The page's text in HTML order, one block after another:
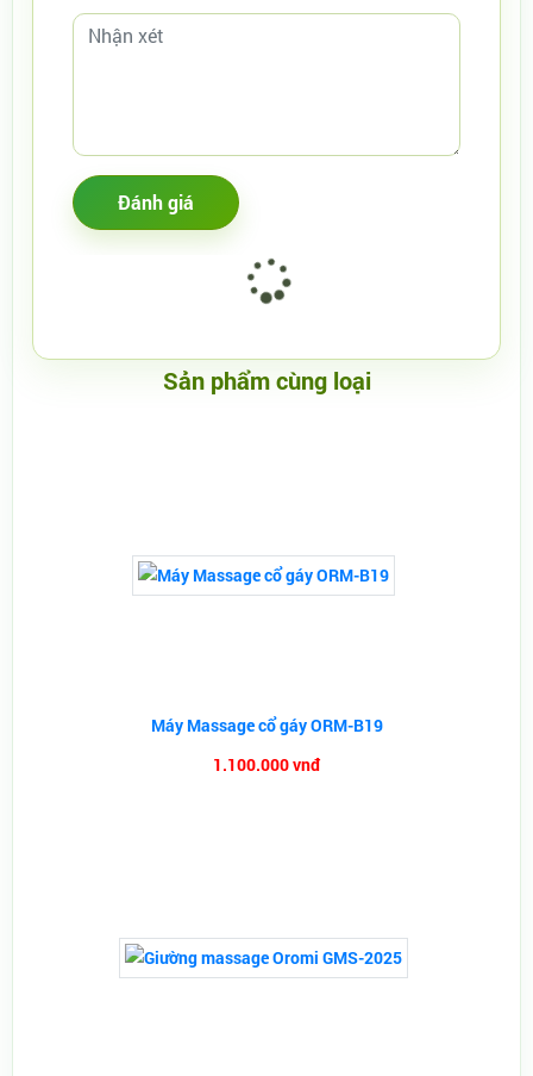
Sản phẩm cùng loại
Máy Massage cổ gáy ORM-B19
1.100.000 vnđ